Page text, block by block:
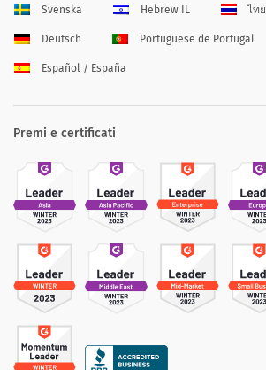
Svenska Hebrew IL ไทย
Deutsch Portuguese de Portugal
Español / España
Premi e certificati